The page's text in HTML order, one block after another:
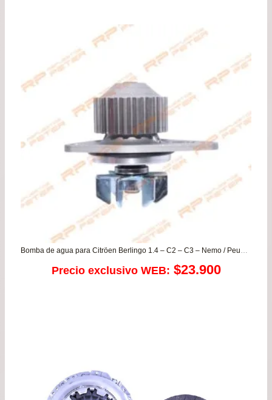
original
$65.600.
es:
Bomba de agua para Citröen Berlingo 1.4 – C2 – C3 – Nemo / Peugeot 106 – 206 – 207 – Partner
Precio exclusivo WEB: $23.900